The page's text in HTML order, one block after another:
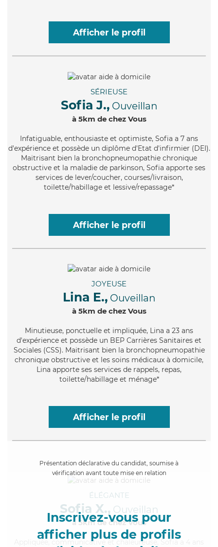
Afficher le profil
SÉRIEUSE
Sofia J., Ouveillan
à 5km de chez Vous
Infatiguable, enthousiaste et optimiste, Sofia a 7 ans
d'expérience et possède un diplôme d'Etat d'infirmier (DEI).
Maitrisant bien la bronchopneumopathie chronique
obstructive et la maladie de parkinson, Sofia apporte ses
services de lever/coucher, courses/livraison,
toilette/habillage et lessive/repassage*
Afficher le profil
JOYEUSE
Lina E., Ouveillan
à 5km de chez Vous
Minutieuse, ponctuelle et impliquée, Lina a 23 ans
d'expérience et possède un BEP Carrières Sanitaires et
Sociales (CSS). Maitrisant bien la bronchopneumopathie
chronique obstructive et les soins médicaux à domicile,
Lina apporte ses services de rappels, repas,
toilette/habillage et ménage*
Afficher le profil
Présentation déclarative du candidat, soumise à
vérification avant toute mise en relation
Inscrivez-vous pour
afficher plus de profils
ÉLÉGANTE
Sofia X., Ouveillan
à 5km de chez Vous
, communicative et chaleureuse, Sofia a 4 ans